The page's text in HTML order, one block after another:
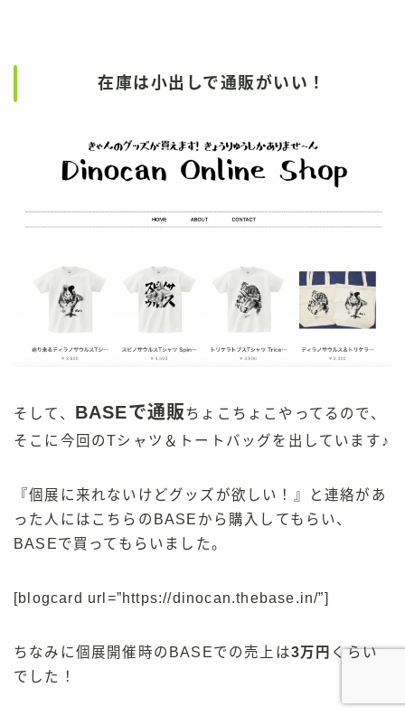
在庫は小出しで通販がいい！
そして、 BASEで通販ちょこちょこやってるので、
そこに今回のTシャツ＆トートバッグを出しています♪
『個展に来れないけどグッズが欲しい！』と連絡があ
った人にはこちらのBASEから購入してもらい、
BASEで買ってもらいました。
[blogcard url=”https://dinocan.thebase.in/”]
ちなみに個展開催時のBASEでの売上は3万円 くらい
でした！